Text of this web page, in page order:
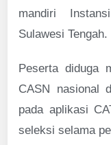
mandiri
Sulawesi Tengah.
Peserta diduga
CASN nasional
pada aplikasi
seleksi selama